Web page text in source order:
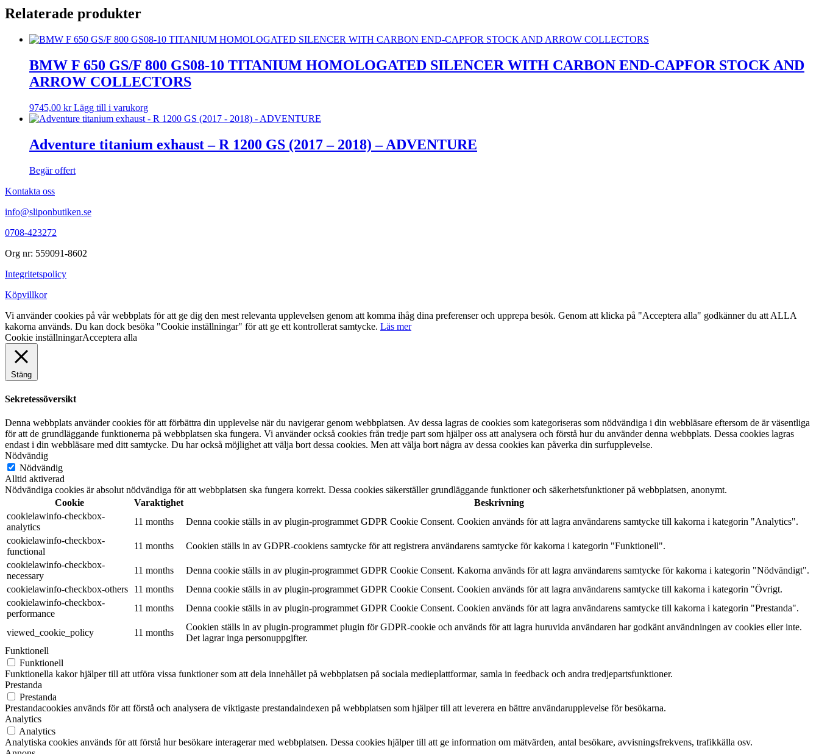
Relaterade produkter
BMW F 650 GS/F 800 GS08-10 TITANIUM HOMOLOGATED SILENCER WITH CARBON END-CAPFOR STOCK AND
ARROW COLLECTORS
9745,00 kr Lägg till i varukorg
Adventure titanium exhaust – R 1200 GS (2017 – 2018) – ADVENTURE
Begär offert
Kontakta oss
info@sliponbutiken.se
0708-423272
Org nr: 559091-8602
Integritetspolicy
Köpvillkor
Vi använder cookies på vår webbplats för att ge dig den mest relevanta upplevelsen genom att komma ihåg dina preferenser och upprepa besök. Genom att klicka på "Acceptera alla" godkänner du att ALLA
kakorna används. Du kan dock besöka "Cookie inställningar" för att ge ett kontrollerat samtycke. Läs mer
Cookie inställningarAcceptera alla
Stäng
Sekretessöversikt
Denna webbplats använder cookies för att förbättra din upplevelse när du navigerar genom webbplatsen. Av dessa lagras de cookies som kategoriseras som nödvändiga i din webbläsare eftersom de är väsentliga
för att de grundläggande funktionerna på webbplatsen ska fungera. Vi använder också cookies från tredje part som hjälper oss att analysera och förstå hur du använder denna webbplats. Dessa cookies lagras
endast i din webbläsare med ditt samtycke. Du har också möjlighet att välja bort dessa cookies. Men att välja bort några av dessa cookies kan påverka din surfupplevelse.
Nödvändig
Nödvändig
Alltid aktiverad
Nödvändiga cookies är absolut nödvändiga för att webbplatsen ska fungera korrekt. Dessa cookies säkerställer grundläggande funktioner och säkerhetsfunktioner på webbplatsen, anonymt.
Cookie
Varaktighet
Beskrivning
cookielawinfo-checkbox-
analytics
11 months
Denna cookie ställs in av plugin-programmet GDPR Cookie Consent. Cookien används för att lagra användarens samtycke till kakorna i kategorin "Analytics".
cookielawinfo-checkbox-
functional
11 months
Cookien ställs in av GDPR-cookiens samtycke för att registrera användarens samtycke för kakorna i kategorin "Funktionell".
cookielawinfo-checkbox-
necessary
11 months
Denna cookie ställs in av plugin-programmet GDPR Cookie Consent. Kakorna används för att lagra användarens samtycke för kakorna i kategorin "Nödvändigt".
cookielawinfo-checkbox-others
11 months
Denna cookie ställs in av plugin-programmet GDPR Cookie Consent. Cookien används för att lagra användarens samtycke till kakorna i kategorin "Övrigt.
cookielawinfo-checkbox-
performance
11 months Denna cookie ställs in av plugin-programmet GDPR Cookie Consent. Cookien används för att lagra användarens samtycke till kakorna i kategorin "Prestanda".
viewed_cookie_policy 11 months
Cookien ställs in av plugin-programmet plugin för GDPR-cookie och används för att lagra huruvida användaren har godkänt användningen av cookies eller inte.
Det lagrar inga personuppgifter.
Funktionell
Funktionell
Funktionella kakor hjälper till att utföra vissa funktioner som att dela innehållet på webbplatsen på sociala medieplattformar, samla in feedback och andra tredjepartsfunktioner.
Prestanda
Prestanda
Prestandacookies används för att förstå och analysera de viktigaste prestandaindexen på webbplatsen som hjälper till att leverera en bättre användarupplevelse för besökarna.
Analytics
Analytics
Analytiska cookies används för att förstå hur besökare interagerar med webbplatsen. Dessa cookies hjälper till att ge information om mätvärden, antal besökare, avvisningsfrekvens, trafikkälla osv.